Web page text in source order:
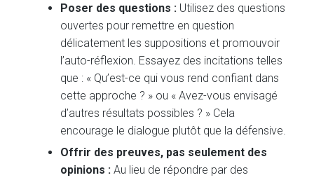
Poser des questions : Utilisez des questions
ouvertes pour remettre en question
délicatement les suppositions et promouvoir
l’auto-réflexion. Essayez des incitations telles
que : « Qu’est-ce qui vous rend confiant dans
cette approche ? » ou « Avez-vous envisagé
d’autres résultats possibles ? » Cela
encourage le dialogue plutôt que la défensive.
Offrir des preuves, pas seulement des
opinions : Au lieu de répondre par des